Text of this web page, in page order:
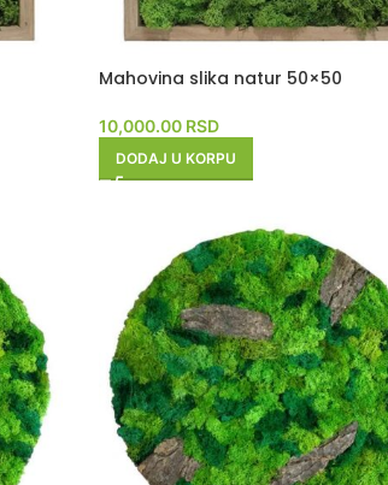
Mahovina slika natur 50×50
10,000.00 RSD
DODAJ U KORPU